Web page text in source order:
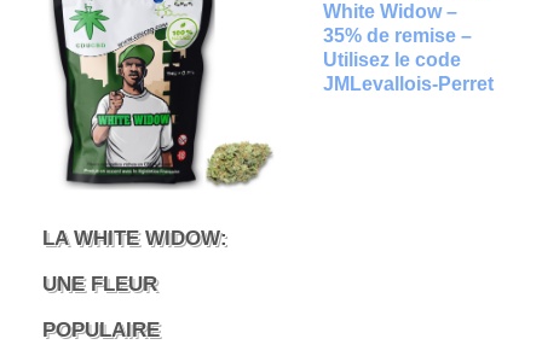
LA WHITE WIDOW:
UNE FLEUR
POPULAIRE
White Widow –
35% de remise –
Utilisez le code
JMLevallois-Perret